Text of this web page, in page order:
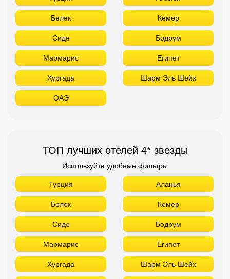
Белек Кемер
Сиде Бодрум
Мармарис Египет
Хургада Шарм Эль Шейх
ОАЭ
ТОП лучших отелей 4* звезды
Используйте удобные фильтры
Турция Аланья
Белек Кемер
Сиде Бодрум
Мармарис Египет
Хургада Шарм Эль Шейх